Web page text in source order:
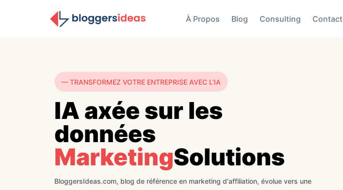
À Propos Blog Consulting Contact
— TRANSFORMEZ VOTRE ENTREPRISE AVEC L'IA
IA axée sur les
données
MarketingSolutions
BloggersIdeas.com, blog de référence en marketing d'affiliation, évolue vers une